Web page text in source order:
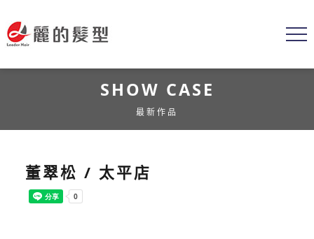
SHOW CASE
最新作品
董翠松 / 太平店